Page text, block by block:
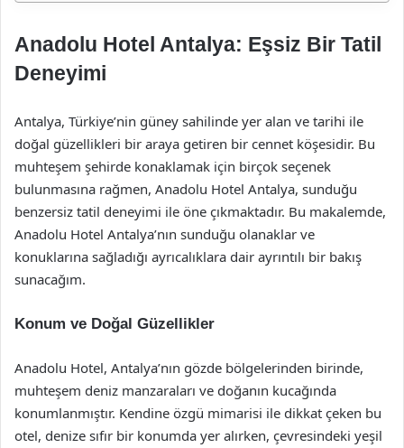
Anadolu Hotel Antalya: Eşsiz Bir Tatil
Deneyimi
Antalya, Türkiye’nin güney sahilinde yer alan ve tarihi ile
doğal güzellikleri bir araya getiren bir cennet köşesidir. Bu
muhteşem şehirde konaklamak için birçok seçenek
bulunmasına rağmen, Anadolu Hotel Antalya, sunduğu
benzersiz tatil deneyimi ile öne çıkmaktadır. Bu makalemde,
Anadolu Hotel Antalya’nın sunduğu olanaklar ve
konuklarına sağladığı ayrıcalıklara dair ayrıntılı bir bakış
sunacağım.
Konum ve Doğal Güzellikler
Anadolu Hotel, Antalya’nın gözde bölgelerinden birinde,
muhteşem deniz manzaraları ve doğanın kucağında
konumlanmıştır. Kendine özgü mimarisi ile dikkat çeken bu
otel, denize sıfır bir konumda yer alırken, çevresindeki yeşil